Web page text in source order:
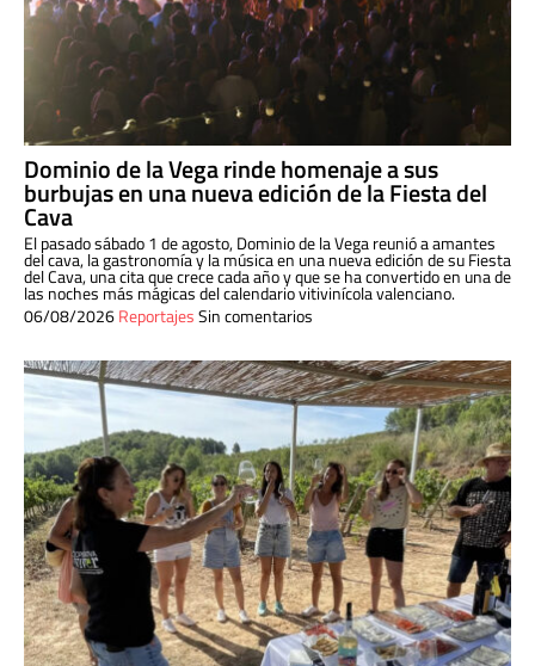
Dominio de la Vega rinde homenaje a sus
burbujas en una nueva edición de la Fiesta del
Cava
El pasado sábado 1 de agosto, Dominio de la Vega reunió a amantes
del cava, la gastronomía y la música en una nueva edición de su Fiesta
del Cava, una cita que crece cada año y que se ha convertido en una de
las noches más mágicas del calendario vitivinícola valenciano.
06/08/2026ReportajesSin comentarios